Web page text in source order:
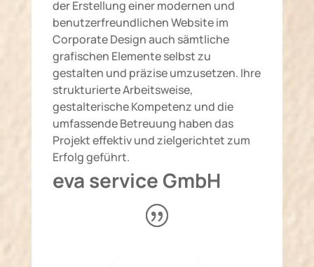
der Erstellung einer modernen und
benutzerfreundlichen Website im
Corporate Design auch sämtliche
grafischen Elemente selbst zu
gestalten und präzise umzusetzen. Ihre
strukturierte Arbeitsweise,
gestalterische Kompetenz und die
umfassende Betreuung haben das
Projekt effektiv und zielgerichtet zum
Erfolg geführt.
eva service GmbH